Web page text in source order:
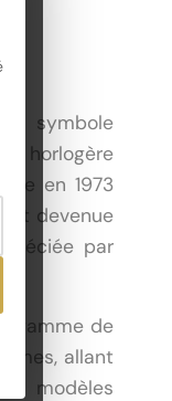
symbole
horlogère
en 1973
devenue
par
gamme de
allant
modèles